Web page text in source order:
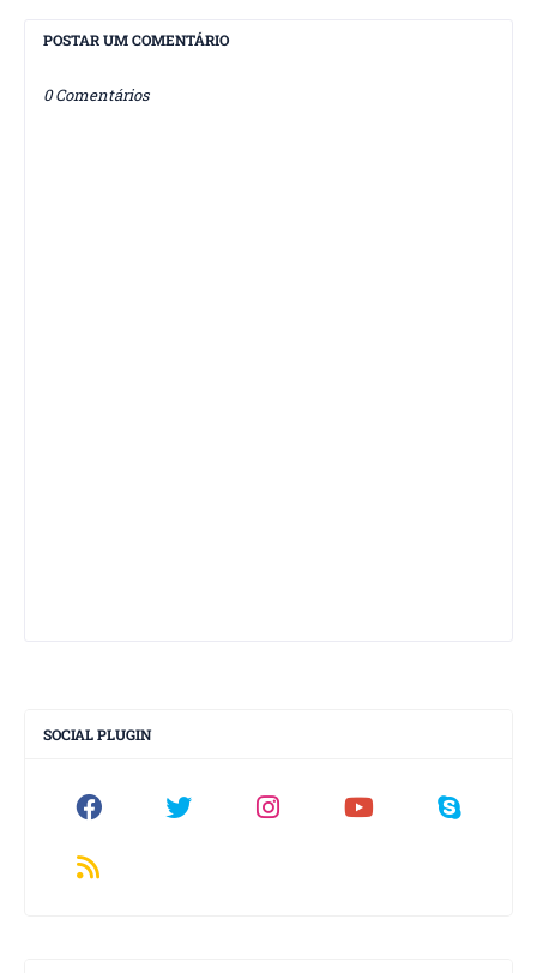
POSTAR UM COMENTÁRIO
0 Comentários
SOCIAL PLUGIN